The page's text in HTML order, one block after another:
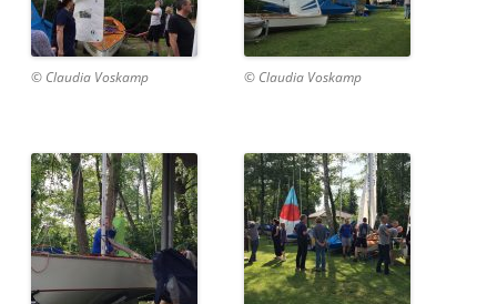
© Claudia Voskamp © Claudia Voskamp